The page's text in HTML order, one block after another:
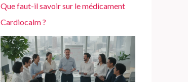
Que faut-il savoir sur le médicament
Cardiocalm ?